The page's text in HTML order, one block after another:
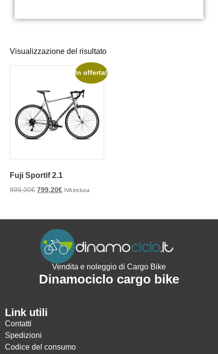
Visualizzazione del risultato
In offerta!
Fuji Sportif 2.1
999,00€ 799,20€ IVA inclusa
Vendita e noleggio di Cargo Bike
Dinamociclo cargo bike
Link utili
Contatti
Spedizioni
Codice del consumo